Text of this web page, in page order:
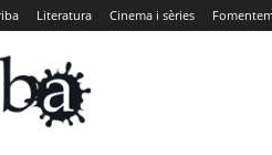
Literatura Cinema i sèries